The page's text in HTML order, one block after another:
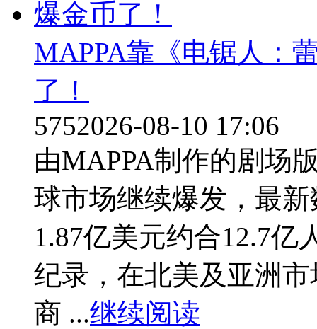
MAPPA靠《电锯人：
了！
5752026-08-10 17:06
由MAPPA制作的剧场
球市场继续爆发，最
1.87亿美元约合12.7亿
纪录，在北美及亚洲
商 ...继续阅读